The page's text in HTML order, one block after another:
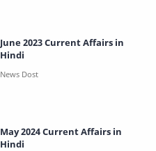
June 2023 Current Affairs in
Hindi
May 2024 Current Affairs in
Hindi